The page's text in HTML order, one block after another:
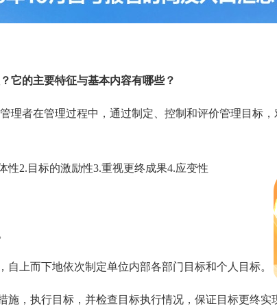
它的主要特征与基本内容有哪些？
者在管理过程中，通过制定、控制和评价管理目标，
2.目标的激励性3.重视更终成果4.应变性
上而下地依次制定单位内部各部门目标和个人目标。
，执行目标，并检查目标执行情况，保证目标更终实